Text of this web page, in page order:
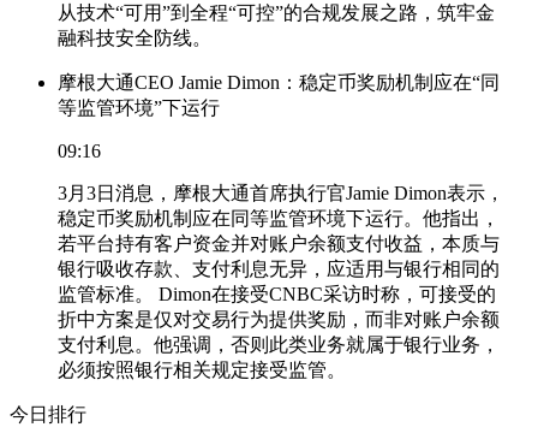
从技术“可用”到全程“可控”的合规发展之路，筑牢金
融科技安全防线。
摩根大通CEO Jamie Dimon：稳定币奖励机制应在“同
等监管环境”下运行
09:16
3月3日消息，摩根大通首席执行官Jamie Dimon表示，
稳定币奖励机制应在同等监管环境下运行。他指出，
若平台持有客户资金并对账户余额支付收益，本质与
银行吸收存款、支付利息无异，应适用与银行相同的
监管标准。 Dimon在接受CNBC采访时称，可接受的
折中方案是仅对交易行为提供奖励，而非对账户余额
支付利息。他强调，否则此类业务就属于银行业务，
必须按照银行相关规定接受监管。
今日排行